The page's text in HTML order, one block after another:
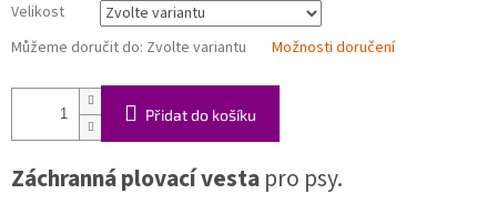
Velikost
Můžeme doručit do: Zvolte variantu Možnosti doručení
Přidat do košíku
Záchranná plovací vestapro psy.